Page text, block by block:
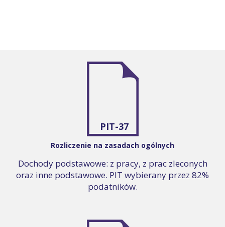
PIT-37
Rozliczenie na zasadach ogólnych
Dochody podstawowe: z pracy, z prac zleconych
oraz inne podstawowe. PIT wybierany przez 82%
podatników.